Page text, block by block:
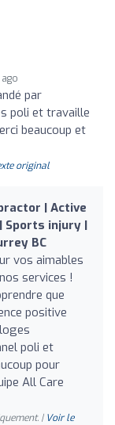
par
poli et travaille
beaucoup et
original
| Active
Sports injury |
BC
vos aimables
services !
que
positive
poli et
pour
All Care
| Voir le